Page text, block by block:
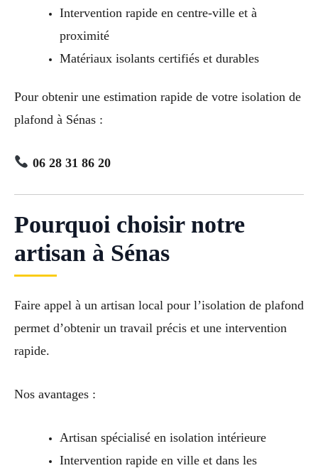
Intervention rapide en centre-ville et à
proximité
Matériaux isolants certifiés et durables
Pour obtenir une estimation rapide de votre isolation de
plafond à Sénas :
06 28 31 86 20
Pourquoi choisir notre
artisan à Sénas
Faire appel à un artisan local pour l’isolation de plafond
permet d’obtenir un travail précis et une intervention
rapide.
Nos avantages :
Artisan spécialisé en isolation intérieure
Intervention rapide en ville et dans les